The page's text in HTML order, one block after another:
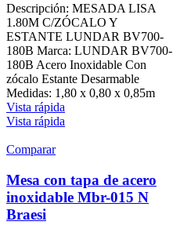
Descripción: MESADA LISA
1.80M C/ZÓCALO Y
ESTANTE LUNDAR BV700-
180B Marca: LUNDAR BV700-
180B Acero Inoxidable Con
zócalo Estante Desarmable
Medidas: 1,80 x 0,80 x 0,85m
Vista rápida
Vista rápida
Comparar
Mesa con tapa de acero
inoxidable Mbr-015 N
Braesi